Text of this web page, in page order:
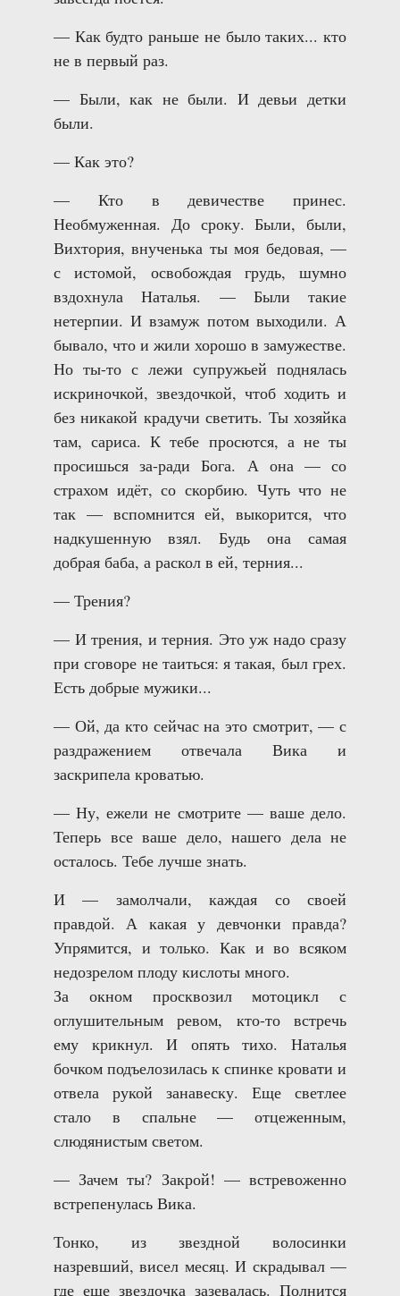
— Как будто раньше не было таких... кто
не в первый раз.
— Были, как не были. И девьи детки
были.
— Как это?
— Кто в девичестве принес.
Необмуженная. До сроку. Были, были,
Вихтория, внученька ты моя бедовая, —
с истомой, освобождая грудь, шумно
вздохнула Наталья. — Были такие
нетерпии. И взамуж потом выходили. А
бывало, что и жили хорошо в замужестве.
Но ты-то с лежи супружьей поднялась
искриночкой, звездочкой, чтоб ходить и
без никакой крадучи светить. Ты хозяйка
там, сариса. К тебе просются, а не ты
просишься за-ради Бога. А она — со
страхом идёт, со скорбию. Чуть что не
так — вспомнится ей, выкорится, что
надкушенную взял. Будь она самая
добрая баба, а раскол в ей, терния...
— Трения?
— И трения, и терния. Это уж надо сразу
при сговоре не таиться: я такая, был грех.
Есть добрые мужики...
— Ой, да кто сейчас на это смотрит, — с
раздражением отвечала Вика и
заскрипела кроватью.
— Ну, ежели не смотрите — ваше дело.
Теперь все ваше дело, нашего дела не
осталось. Тебе лучше знать.
И — замолчали, каждая со своей
правдой. А какая у девчонки правда?
Упрямится, и только. Как и во всяком
недозрелом плоду кислоты много.
За окном просквозил мотоцикл с
оглушительным ревом, кто-то встречь
ему крикнул. И опять тихо. Наталья
бочком подъелозилась к спинке кровати и
отвела рукой занавеску. Еще светлее
стало в спальне — отцеженным,
слюдянистым светом.
— Зачем ты? Закрой! — встревоженно
встрепенулась Вика.
Тонко, из звездной волосинки
назревший, висел месяц. И скрадывал —
где еще звездочка зазевалась. Полнится